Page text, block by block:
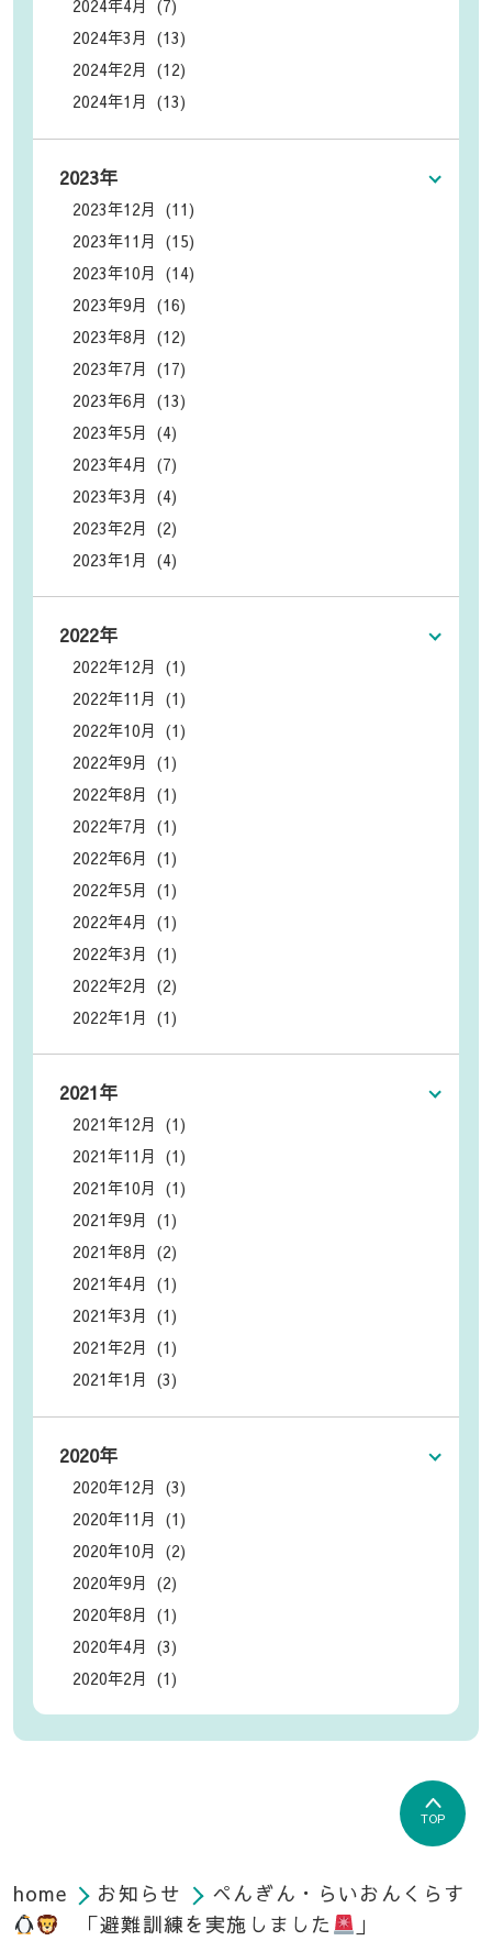
2024年4月 (7)
2024年3月 (13)
2024年2月 (12)
2024年1月 (13)
2023年
2023年12月 (11)
2023年11月 (15)
2023年10月 (14)
2023年9月 (16)
2023年8月 (12)
2023年7月 (17)
2023年6月 (13)
2023年5月 (4)
2023年4月 (7)
2023年3月 (4)
2023年2月 (2)
2023年1月 (4)
2022年
2022年12月 (1)
2022年11月 (1)
2022年10月 (1)
2022年9月 (1)
2022年8月 (1)
2022年7月 (1)
2022年6月 (1)
2022年5月 (1)
2022年4月 (1)
2022年3月 (1)
2022年2月 (2)
2022年1月 (1)
2021年
2021年12月 (1)
2021年11月 (1)
2021年10月 (1)
2021年9月 (1)
2021年8月 (2)
2021年4月 (1)
2021年3月 (1)
2021年2月 (1)
2021年1月 (3)
2020年
2020年12月 (3)
2020年11月 (1)
2020年10月 (2)
2020年9月 (2)
2020年8月 (1)
2020年4月 (3)
2020年2月 (1)
TOP
home お知らせ
ぺんぎん・らいおんくらす
「避難訓練を実施しました
」